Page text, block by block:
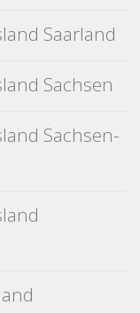
Saarland
Sachsen
Sachsen-